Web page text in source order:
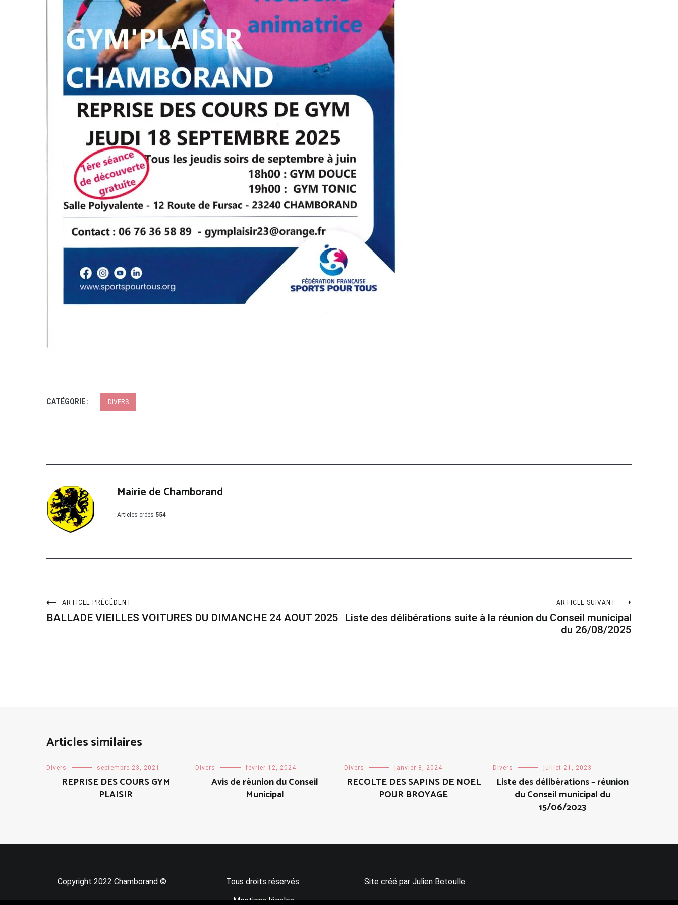
CATÉGORIE : DIVERS
Mairie de Chamborand
Articles créés 554
Navigation
ARTICLE PRÉCÉDENT
BALLADE VIEILLES VOITURES DU DIMANCHE 24 AOUT 2025
ARTICLE SUIVANT
Liste des délibérations suite à la réunion du Conseil municipal
du 26/08/2025
Articles similaires
Divers septembre 23, 2021
REPRISE DES COURS GYM
PLAISIR
Divers février 12, 2024
Avis de réunion du Conseil
Municipal
Divers janvier 8, 2024
RECOLTE DES SAPINS DE NOEL
POUR BROYAGE
Divers juillet 21, 2023
Liste des délibérations – réunion
du Conseil municipal du
15/06/2023
Copyright 2022 Chamborand ©
Tous droits réservés.
Mentions légales
Site créé par Julien Betoulle